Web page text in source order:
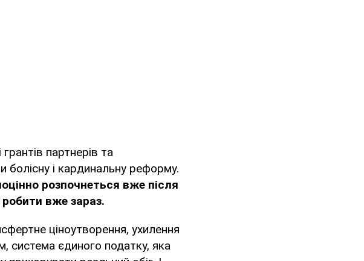
партнерів та
болісну і кардинальну реформу.
розпочнеться вже після
вже зараз.
ціноутворення, ухилення
система єдиного податку, яка